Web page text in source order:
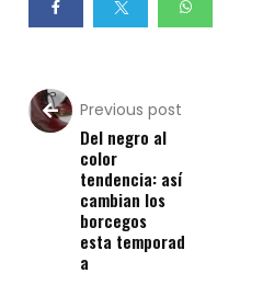
Previous post
Del negro al
color
tendencia: así
cambian los
borcegos
esta temporad
a